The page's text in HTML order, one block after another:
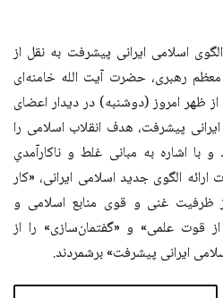
اسلامی ایرانی پیشرفت به نقل از
معظم رهبری، حضرت آیت الله خامنه‌ای
ظهر امروز (دوشنبه) در دیدار اعضای
پیشرفت، هدف انقلاب اسلامی را
با اشاره به مبانی غلط و ناکارآمدیِ
الگوی جدید اسلامی ایرانی، «کار
ظرفیت غنی و قوی منابع اسلامی و
قوت علمی» و «گفتمان‌سازی» را از
ایرانی پیشرفت» برشمردند.